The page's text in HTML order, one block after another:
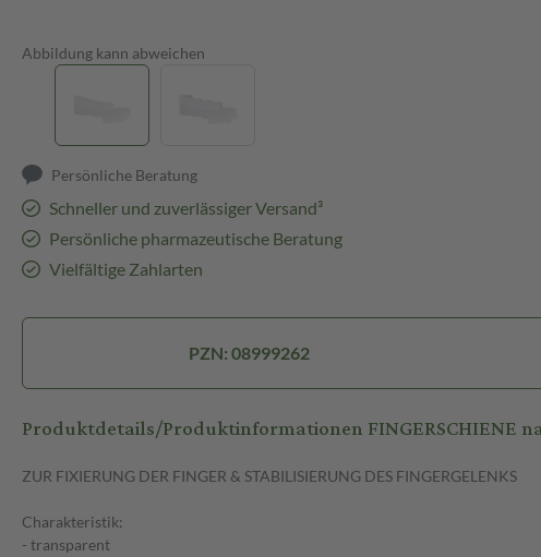
Abbildung kann abweichen
Persönliche Beratung
Schneller und zuverlässiger Versand³
Persönliche pharmazeutische Beratung
Vielfältige Zahlarten
PZN: 08999262
Produktdetails/Produktinformationen FINGERSCHIENE
ZUR FIXIERUNG DER FINGER & STABILISIERUNG DES FINGERGELENKS
Charakteristik:
- transparent